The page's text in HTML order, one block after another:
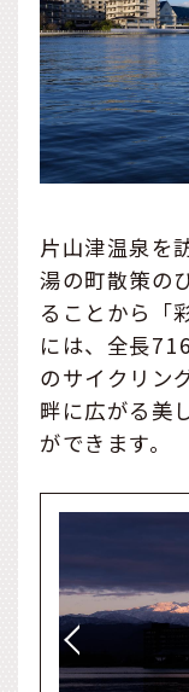
片山津温泉を
湯の町散策の
ることから「
には、全長
のサイクリン
畔に広がる美
ができます。